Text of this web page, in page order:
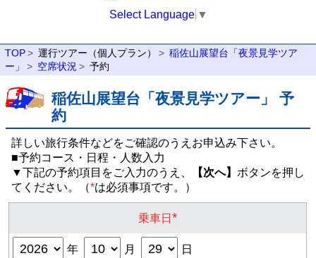
Select Language ▼
TOP 運行ツアー（個人プラン）
稲佐山展望台「夜景見学ツア
ー」
空席状況 予約
稲佐山展望台「夜景見学ツアー」 予
約
詳しい旅行条件などをご確認のうえお申込み下さい。
■予約コース・日程・人数入力
▼下記の予約項目をご入力のうえ、
【次へ】 ボタンを押し
てください。（*は必須事項です。）
乗車日*
年 月 日